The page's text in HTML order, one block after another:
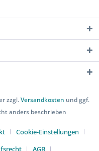
zzgl.Versandkosten und ggf.
anders beschrieben
Cookie-Einstellungen
AGB